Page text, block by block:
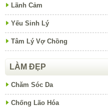
Lãnh Cảm
Yếu Sinh Lý
Tâm Lý Vợ Chồng
LÀM ĐẸP
Chăm Sóc Da
Chống Lão Hóa